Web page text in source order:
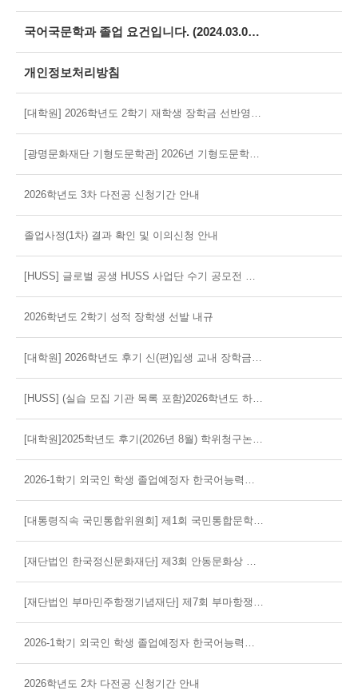
국어국문학과 졸업 요건입니다. (2024.03.08.개정)
개인정보처리방침
[대학원] 2026학년도 2학기 재학생 장학금 선반영을 위한 증빙서류 제출 안내
[광명문화재단 기형도문학관] 2026년 기형도문학관 창작시 공모전 '어느 푸른 저녁' 공모 알림
2026학년도 3차 다전공 신청기간 안내
졸업사정(1차) 결과 확인 및 이의신청 안내
[HUSS] 글로벌 공생 HUSS 사업단 수기 공모전 안내
2026학년도 2학기 성적 장학생 선발 내규
[대학원] 2026학년도 후기 신(편)입생 교내 장학금 신청 안내
[HUSS] (실습 모집 기관 목록 포함)2026학년도 하계방학 단기 현장실습(표준현장실습학기제) 참여 안내
[대학원]2025학년도 후기(2026년 8월) 학위청구논문심사 종결자 제출서류 안내
2026-1학기 외국인 학생 졸업예정자 한국어능력평가시험(2차) 안내
[대통령직속 국민통합위원회] 제1회 국민통합문학공모전
[재단법인 한국정신문화재단] 제3회 안동문화상 작품공모전(문학분야) 공고 알림
[재단법인 부마민주항쟁기념재단] 제7회 부마항쟁문학상 공모 알림
2026-1학기 외국인 학생 졸업예정자 한국어능력평가시험(1차) 안내
2026학년도 2차 다전공 신청기간 안내